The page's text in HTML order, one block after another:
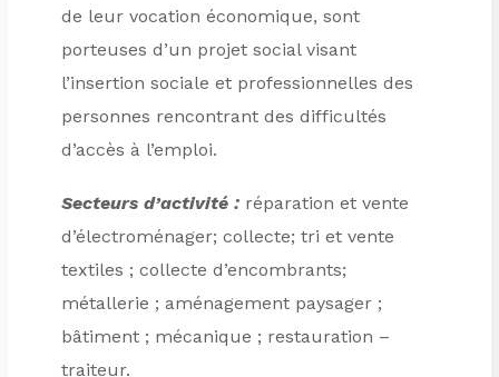
de leur vocation économique, sont
porteuses d’un projet social visant
l’insertion sociale et professionnelles des
personnes rencontrant des difficultés
d’accès à l’emploi.
Secteurs d’activité : réparation et vente
d’électroménager; collecte; tri et vente
textiles ; collecte d’encombrants;
métallerie ; aménagement paysager ;
bâtiment ; mécanique ; restauration –
traiteur.